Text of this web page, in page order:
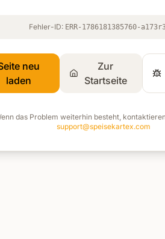
Fehler-ID: ERR-1786181385760-
neu
laden
Zur
Startseite
das Problem weiterhin besteht,
support@speisekartex.com